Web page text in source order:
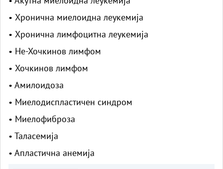
• Хронична миелоидна леукемија
• Хронична лимфоцитна леукемија
• Не-Хочкинов лимфом
• Хочкинов лимфом
• Амилоидоза
• Миелодиспластичен синдром
• Миелофиброза
• Таласемија
• Апластична анемија